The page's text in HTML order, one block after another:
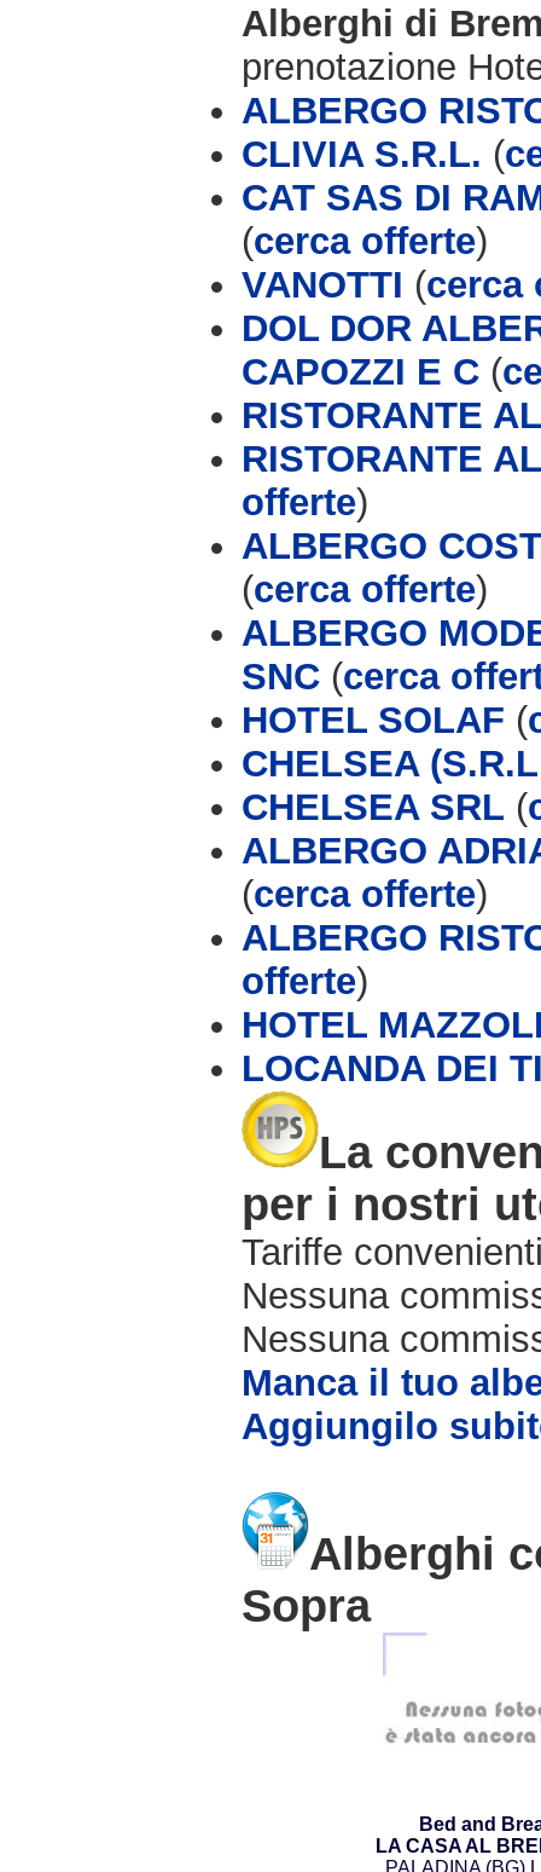
Alberghi di
prenotazione
ALBERGO
CLIVIA S.R.L. (
CAT SAS DI
(cerca offerte)
VANOTTI (cerca
DOL DOR
CAPOZZI E C (
RISTORANTE
RISTORANTE
offerte)
ALBERGO
(cerca offerte)
ALBERGO
SNC (cerca
HOTEL SOLAF (
CHELSEA
CHELSEA SRL (
ALBERGO
(cerca offerte)
ALBERGO
offerte)
HOTEL
LOCANDA DEI
La
per i nostri
Tariffe
Nessuna
Nessuna
Manca il tuo
Aggiungilo
Alberghi
Sopra
Bed and
LA CASA AL
PALADINA (BG)